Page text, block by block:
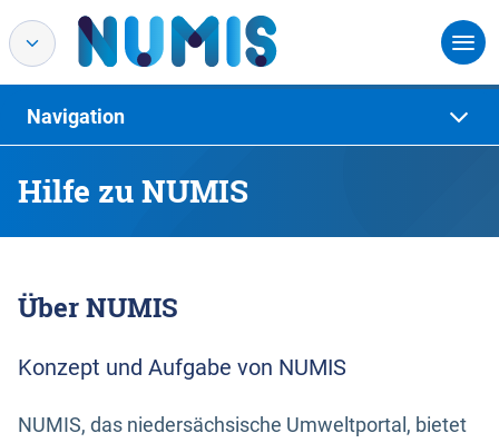
Hilfe zu NUMIS
Navigation
Über NUMIS
Konzept und Aufgabe von NUMIS
NUMIS, das niedersächsische Umweltportal, bietet